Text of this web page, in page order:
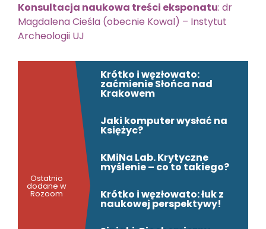
Konsultacja naukowa treści eksponatu: dr
Magdalena Cieśla (obecnie Kowal) – Instytut
Archeologii UJ
Ostatnio
dodane w
Rozoom
Krótko i węzłowato:
zaćmienie Słońca nad
Krakowem
Jaki komputer wysłać na
Księżyc?
KMiNa Lab. Krytyczne
myślenie – co to takiego?
Krótko i węzłowato: łuk z
naukowej perspektywy!